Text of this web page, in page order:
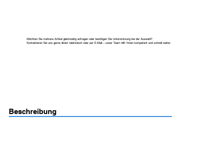
Möchten Sie mehrere Artikel gleichzeitig anfragen oder benötigen Sie Unterstützung bei der Auswahl?
Kontaktieren Sie uns gerne direkt telefonisch oder per E-Mail – unser Team hilft Ihnen kompetent und schnell weiter.
Beschreibung